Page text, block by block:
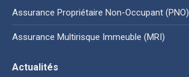
s'ouvre
dans
une
fenêtre
s'ouvre
dans
une
fenêtre
Assurance Propriétaire Non-Occupant (PNO)
Assurance Multirisque Immeuble (MRI)
Actualités